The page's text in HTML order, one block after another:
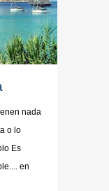
nada
o lo
Es
en